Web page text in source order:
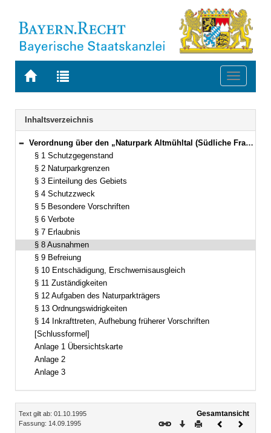
Zur
BAYERN.RECHT
Zur
letzten
Suche
Toggle
Navigation
Inhaltsverzeichnis
Bereich reduzieren
Verordnung über den „Naturpark Altmühltal (Südliche Frankenalb)“ Vom 14. September 1995 (GVBl. S. 692) BayRS 791-5-15-U [Stand: 1.9.1998] (§§ 1–14)
§ 1 Schutzgegenstand
§ 2 Naturparkgrenzen
§ 3 Einteilung des Gebiets
§ 4 Schutzzweck
§ 5 Besondere Vorschriften
§ 6 Verbote
§ 7 Erlaubnis
§ 8 Ausnahmen
§ 9 Befreiung
§ 10 Entschädigung, Erschwernisausgleich
§ 11 Zuständigkeiten
§ 12 Aufgaben des Naturparkträgers
§ 13 Ordnungswidrigkeiten
§ 14 Inkrafttreten, Aufhebung früherer Vorschriften
[Schlussformel]
Anlage 1 Übersichtskarte
Anlage 2
Anlage 3
Inhalt
Text gilt ab: 01.10.1995
Fassung: 14.09.1995
Gesamtansicht
Download
DruckenVorheriges